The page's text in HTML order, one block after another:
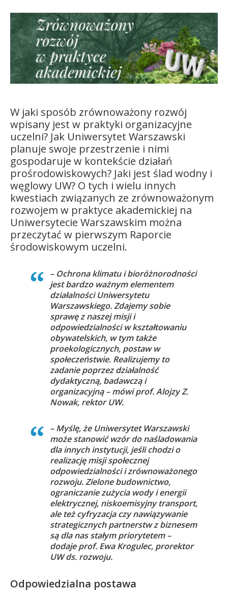
Kandydat
Absolwent
W jaki sposób zrównoważony rozwój
wpisany jest w praktyki organizacyjne
uczelni? Jak Uniwersytet Warszawski
planuje swoje przestrzenie i nimi
gospodaruje w kontekście działań
prośrodowiskowych? Jaki jest ślad wodny i
węglowy UW? O tych i wielu innych
kwestiach związanych ze zrównoważonym
rozwojem w praktyce akademickiej na
Uniwersytecie Warszawskim można
przeczytać w pierwszym Raporcie
środowiskowym uczelni.
– Ochrona klimatu i bioróżnorodności
jest bardzo ważnym elementem
działalności Uniwersytetu
Warszawskiego. Zdajemy sobie
sprawę z naszej misji i
odpowiedzialności w kształtowaniu
obywatelskich, w tym także
proekologicznych, postaw w
społeczeństwie. Realizujemy to
zadanie poprzez działalność
dydaktyczną, badawczą i
organizacyjną – mówi prof. Alojzy Z.
Nowak, rektor UW.
– Myślę, że Uniwersytet Warszawski
może stanowić wzór do naśladowania
dla innych instytucji, jeśli chodzi o
realizację misji społecznej
odpowiedzialności i zrównoważonego
rozwoju. Zielone budownictwo,
ograniczanie zużycia wody i energii
elektrycznej, niskoemisyjny transport,
ale też cyfryzacja czy nawiązywanie
strategicznych partnerstw z biznesem
są dla nas stałym priorytetem –
dodaje prof. Ewa Krogulec, prorektor
UW ds. rozwoju.
Odpowiedzialna postawa